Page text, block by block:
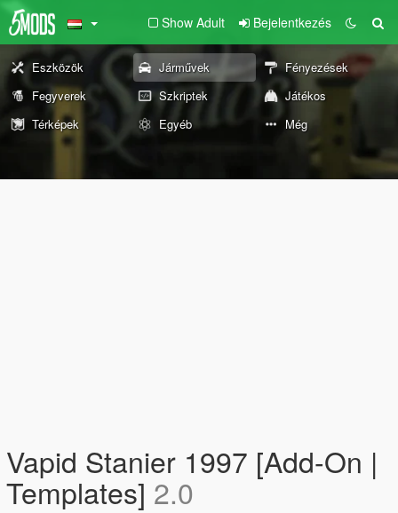
Show Adult Bejelentkezés
Eszközök Járművek
Fényezések
Fegyverek
Szkriptek
Játékos
Térképek
Egyéb Még
Vapid Stanier 1997 [Add-On |
Templates] 2.0